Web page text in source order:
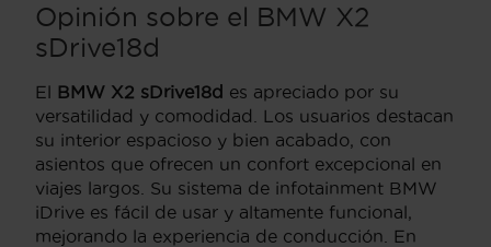
Opinión sobre el BMW X2
sDrive18d
El BMW X2 sDrive18d es apreciado por su
versatilidad y comodidad. Los usuarios destacan
su interior espacioso y bien acabado, con
asientos que ofrecen un confort excepcional en
viajes largos. Su sistema de infotainment BMW
iDrive es fácil de usar y altamente funcional,
mejorando la experiencia de conducción. En